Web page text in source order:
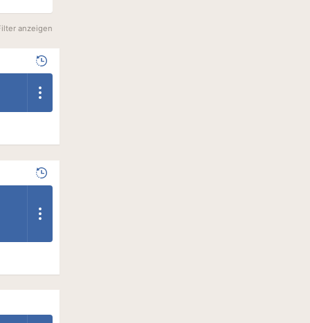
anzeigen